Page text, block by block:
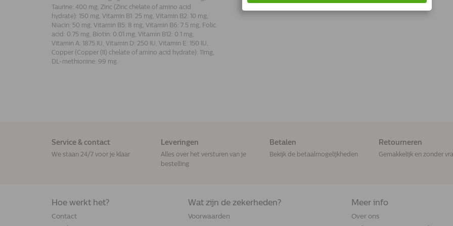
Taurine: 400 mg, Zinc (Zinc chelate of amino acid
hydrate): 150 mg, Vitamin B1: 25 mg, Vitamin B2: 10 mg,
Niacin: 50 mg, Vitamin B5: 8 mg, Vitamin B6: 7.5 mg, Folic
acid: 0.75 mg, Biotin: 0.01 mg, Vitamin B12: 0.1 mg,
Vitamin A: 1875 IU, Vitamin D: 250 IU, Vitamin E: 150 IU,
Copper (Copper (II) chelate of amino acid hydrate): 11mg,
DL-methionine: 99 mg.
Service & contact
We staan 24/7 voor je klaar
Leveringen
Alles over het versturen van je
bestelling
Betalen
Bekijk de betaalmogelijkheden
Retourneren
Gemakkelijk en zonder
Hoe werkt het?
Contact
Wat zijn de zekerheden?
Voorwaarden
Meer info
Over ons